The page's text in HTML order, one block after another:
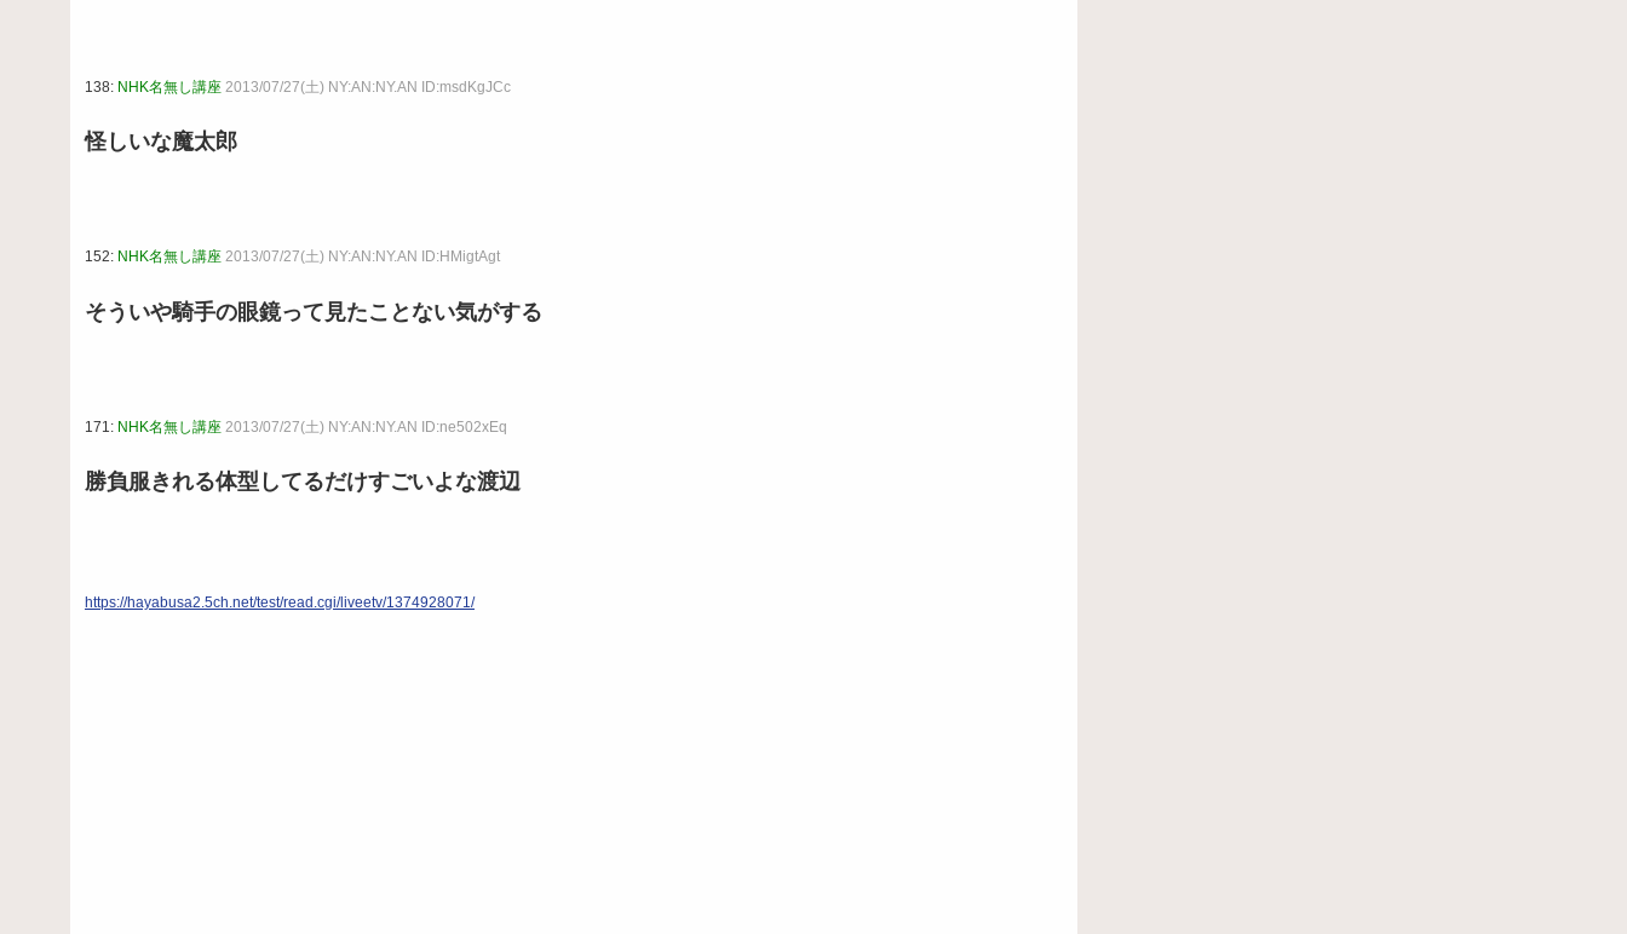
138: NHK名無し講座 2013/07/27(土) NY:AN:NY.AN ID:msdKgJCc
怪しいな魔太郎
152: NHK名無し講座 2013/07/27(土) NY:AN:NY.AN ID:HMigtAgt
そういや騎手の眼鏡って見たことない気がする
171: NHK名無し講座 2013/07/27(土) NY:AN:NY.AN ID:ne502xEq
勝負服きれる体型してるだけすごいよな渡辺
https://hayabusa2.5ch.net/test/read.cgi/liveetv/1374928071/